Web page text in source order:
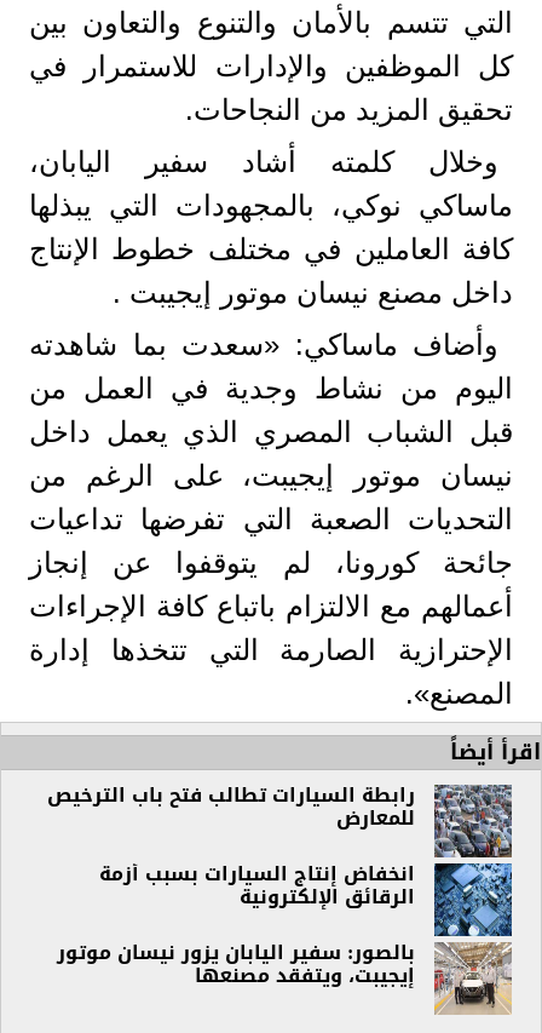
التي تتسم بالأمان والتنوع والتعاون بين
كل الموظفين والإدارات للاستمرار في
تحقيق المزيد من النجاحات.
وخلال كلمته أشاد سفير اليابان،
ماساكي نوكي، بالمجهودات التي يبذلها
كافة العاملين في مختلف خطوط الإنتاج
داخل مصنع نيسان موتور إيجيبت .
وأضاف ماساكي: «سعدت بما شاهدته
اليوم من نشاط وجدية في العمل من
قبل الشباب المصري الذي يعمل داخل
نيسان موتور إيجيبت، على الرغم من
التحديات الصعبة التي تفرضها تداعيات
جائحة كورونا، لم يتوقفوا عن إنجاز
أعمالهم مع الالتزام باتباع كافة الإجراءات
الإحترازية الصارمة التي تتخذها إدارة
المصنع».
اقرأ أيضاً
رابطة السيارات تطالب فتح باب الترخيص
للمعارض
انخفاض إنتاج السيارات بسبب أزمة
الرقائق الإلكترونية
بالصور: سفير اليابان يزور نيسان موتور
إيجيبت، ويتفقد مصنعها